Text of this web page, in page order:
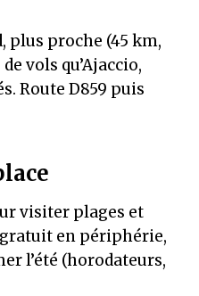
plus proche (45 km,
vols qu’Ajaccio,
Route D859 puis
visiter plages et
en périphérie,
l’été (horodateurs,